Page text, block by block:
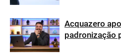
Acquazero
padronização